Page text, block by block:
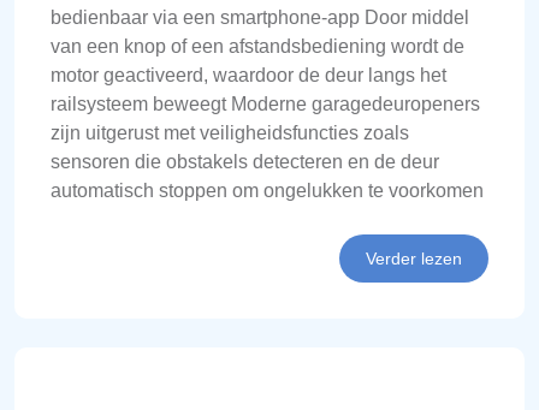
bedienbaar via een smartphone-app Door middel
van een knop of een afstandsbediening wordt de
motor geactiveerd, waardoor de deur langs het
railsysteem beweegt Moderne garagedeuropeners
zijn uitgerust met veiligheidsfuncties zoals
sensoren die obstakels detecteren en de deur
automatisch stoppen om ongelukken te voorkomen
Verder lezen